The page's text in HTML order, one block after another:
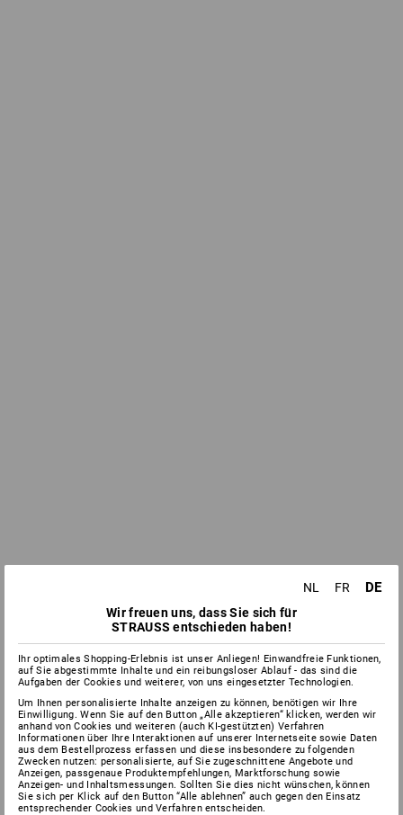
NL FR DE
Wir freuen uns, dass Sie sich für
STRAUSS entschieden haben!
Ihr optimales Shopping-Erlebnis ist unser Anliegen! Einwandfreie Funktionen,
auf Sie abgestimmte Inhalte und ein reibungsloser Ablauf - das sind die
Aufgaben der Cookies und weiterer, von uns eingesetzter Technologien.
Um Ihnen personalisierte Inhalte anzeigen zu können, benötigen wir Ihre
Einwilligung. Wenn Sie auf den Button „Alle akzeptieren“ klicken, werden wir
anhand von Cookies und weiteren (auch KI-gestützten) Verfahren
Informationen über Ihre Interaktionen auf unserer Internetseite sowie Daten
aus dem Bestellprozess erfassen und diese insbesondere zu folgenden
Zwecken nutzen: personalisierte, auf Sie zugeschnittene Angebote und
Anzeigen, passgenaue Produktempfehlungen, Marktforschung sowie
Anzeigen- und Inhaltsmessungen. Sollten Sie dies nicht wünschen, können
Sie sich per Klick auf den Button “Alle ablehnen” auch gegen den Einsatz
entsprechender Cookies und Verfahren entscheiden.